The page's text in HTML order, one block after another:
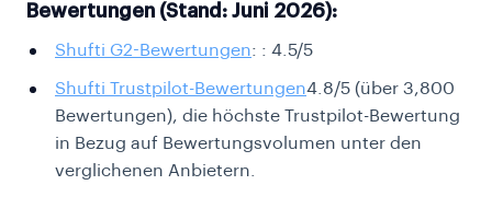
Bewertungen (Stand: Juni 2026):
Shufti G2-Bewertungen: : 4.5/5
Shufti Trustpilot-Bewertungen4.8/5 (über 3,800
Bewertungen), die höchste Trustpilot-Bewertung
in Bezug auf Bewertungsvolumen unter den
verglichenen Anbietern.